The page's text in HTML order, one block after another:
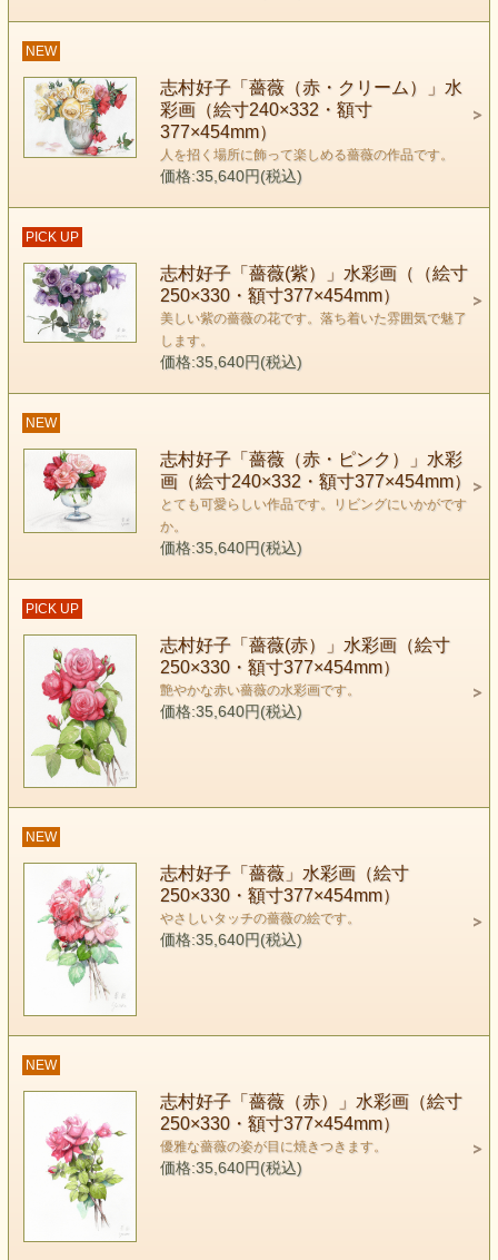
NEW
志村好子「薔薇（赤・クリーム）」水
彩画（絵寸240×332・額寸
377×454mm）
人を招く場所に飾って楽しめる薔薇の作品です。
価格:35,640円(税込)
PICK UP
志村好子「薔薇(紫）」水彩画（（絵寸
250×330・額寸377×454mm）
美しい紫の薔薇の花です。落ち着いた雰囲気で魅了
します。
価格:35,640円(税込)
NEW
志村好子「薔薇（赤・ピンク）」水彩
画（絵寸240×332・額寸377×454mm）
とても可愛らしい作品です。リビングにいかがです
か。
価格:35,640円(税込)
PICK UP
志村好子「薔薇(赤）」水彩画（絵寸
250×330・額寸377×454mm）
艶やかな赤い薔薇の水彩画です。
価格:35,640円(税込)
NEW
志村好子「薔薇」水彩画（絵寸
250×330・額寸377×454mm）
やさしいタッチの薔薇の絵です。
価格:35,640円(税込)
NEW
志村好子「薔薇（赤）」水彩画（絵寸
250×330・額寸377×454mm）
優雅な薔薇の姿が目に焼きつきます。
価格:35,640円(税込)